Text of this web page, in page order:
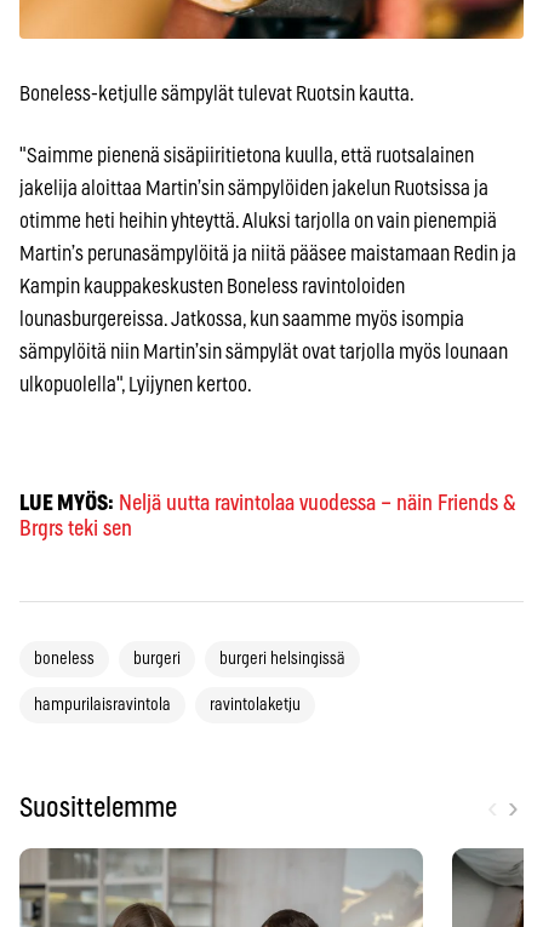
Boneless-ketjulle sämpylät tulevat Ruotsin kautta.
"Saimme pienenä sisäpiiritietona kuulla, että ruotsalainen
jakelija aloittaa Martin’sin sämpylöiden jakelun Ruotsissa ja
otimme heti heihin yhteyttä. Aluksi tarjolla on vain pienempiä
Martin’s perunasämpylöitä ja niitä pääsee maistamaan Redin ja
Kampin kauppakeskusten Boneless ravintoloiden
lounasburgereissa. Jatkossa, kun saamme myös isompia
sämpylöitä niin Martin’sin sämpylät ovat tarjolla myös lounaan
ulkopuolella", Lyijynen kertoo.
LUE MYÖS: Neljä uutta ravintolaa vuodessa – näin Friends &
Brgrs teki sen
boneless burgeri burgeri helsingissä
hampurilaisravintola ravintolaketju
Suosittelemme ›